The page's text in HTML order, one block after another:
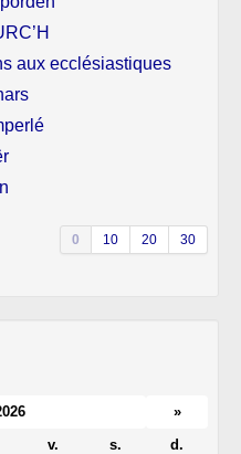
aux ecclésiastiques
0 10 20 30
»
v. s.
d.